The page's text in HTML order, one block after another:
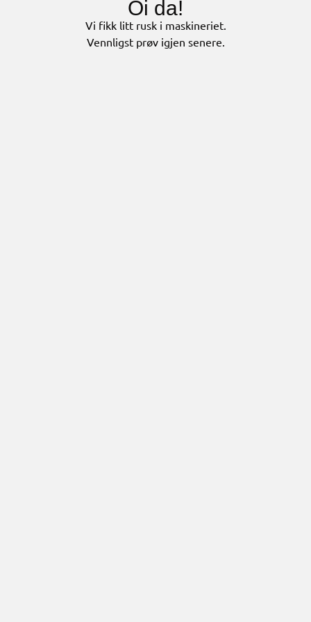
Oi da!
Vi fikk litt rusk i maskineriet.
Vennligst prøv igjen senere.